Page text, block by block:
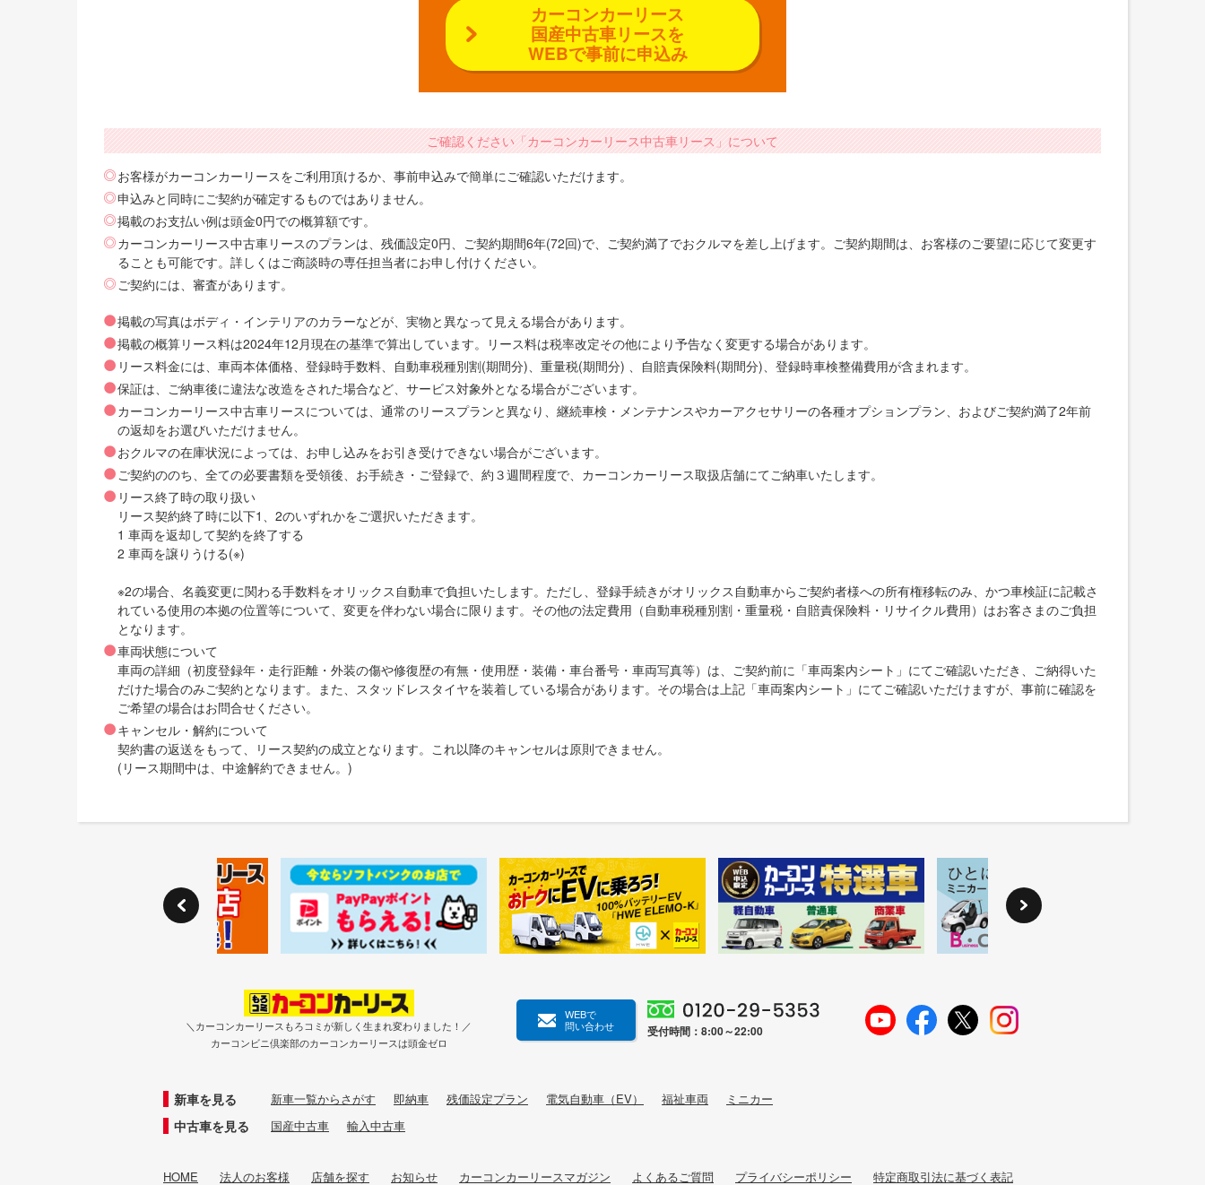
カーコンカーリース
国産中古車リースを
WEBで事前に申込み
ご確認ください「カーコンカーリース中古車リース」について
お客様がカーコンカーリースをご利用頂けるか、事前申込みで簡単にご確認いただけます。
申込みと同時にご契約が確定するものではありません。
掲載のお支払い例は頭金0円での概算額です。
カーコンカーリース中古車リースのプランは、残価設定0円、ご契約期間6年(72回)で、ご契約満了でおクルマを差し上げます。ご契約期間は、お客様のご要望に応じて変更す
ることも可能です。詳しくはご商談時の専任担当者にお申し付けください。
ご契約には、審査があります。
掲載の写真はボディ・インテリアのカラーなどが、実物と異なって見える場合があります。
掲載の概算リース料は2024年12月現在の基準で算出しています。リース料は税率改定その他により予告なく変更する場合があります。
リース料金には、車両本体価格、登録時手数料、自動車税種別割(期間分)、重量税(期間分) 、自賠責保険料(期間分)、登録時車検整備費用が含まれます。
保証は、ご納車後に違法な改造をされた場合など、サービス対象外となる場合がございます。
カーコンカーリース中古車リースについては、通常のリースプランと異なり、継続車検・メンテナンスやカーアクセサリーの各種オプションプラン、およびご契約満了2年前
の返却をお選びいただけません。
おクルマの在庫状況によっては、お申し込みをお引き受けできない場合がございます。
ご契約ののち、全ての必要書類を受領後、お手続き・ご登録で、約３週間程度で、カーコンカーリース取扱店舗にてご納車いたします。
リース終了時の取り扱い
リース契約終了時に以下1、2のいずれかをご選択いただきます。
1 車両を返却して契約を終了する
2 車両を譲りうける(※)
※2の場合、名義変更に関わる手数料をオリックス自動車で負担いたします。ただし、登録手続きがオリックス自動車からご契約者様への所有権移転のみ、かつ車検証に記載さ
れている使用の本拠の位置等について、変更を伴わない場合に限ります。その他の法定費用（自動車税種別割・重量税・自賠責保険料・リサイクル費用）はお客さまのご負担
となります。
車両状態について
車両の詳細（初度登録年・走行距離・外装の傷や修復歴の有無・使用歴・装備・車台番号・車両写真等）は、ご契約前に「車両案内シート」にてご確認いただき、ご納得いた
だけた場合のみご契約となります。また、スタッドレスタイヤを装着している場合があります。その場合は上記「車両案内シート」にてご確認いただけますが、事前に確認を
ご希望の場合はお問合せください。
キャンセル・解約について
契約書の返送をもって、リース契約の成立となります。これ以降のキャンセルは原則できません。
(リース期間中は、中途解約できません。)
＼カーコンカーリースもろコミが新しく生まれ変わりました！／
カーコンビニ倶楽部のカーコンカーリースは頭金ゼロ
WEBで
問い合わせ
受付時間：8:00～22:00
新車を見る 新車一覧からさがす 即納車 残価設定プラン 電気自動車（EV） 福祉車両 ミニカー
中古車を見る 国産中古車 輸入中古車
HOME 法人のお客様 店舗を探す お知らせ カーコンカーリースマガジン よくあるご質問 プライバシーポリシー 特定商取引法に基づく表記